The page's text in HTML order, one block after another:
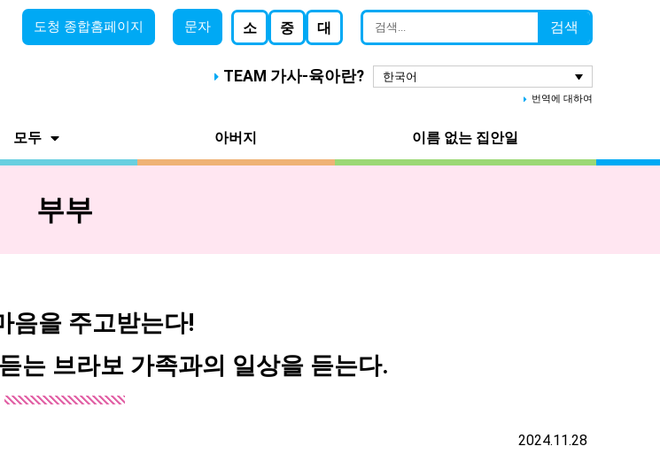
도청 종합홈페이지 문자 소 중 대 검색
TEAM 가사-육아란? 한국어
번역에 대하여
모두 아버지 이름 없는 집안일
부부
음을 주고받는다!
는 브라보 가족과의 일상을 듣는다.
2024.11.28